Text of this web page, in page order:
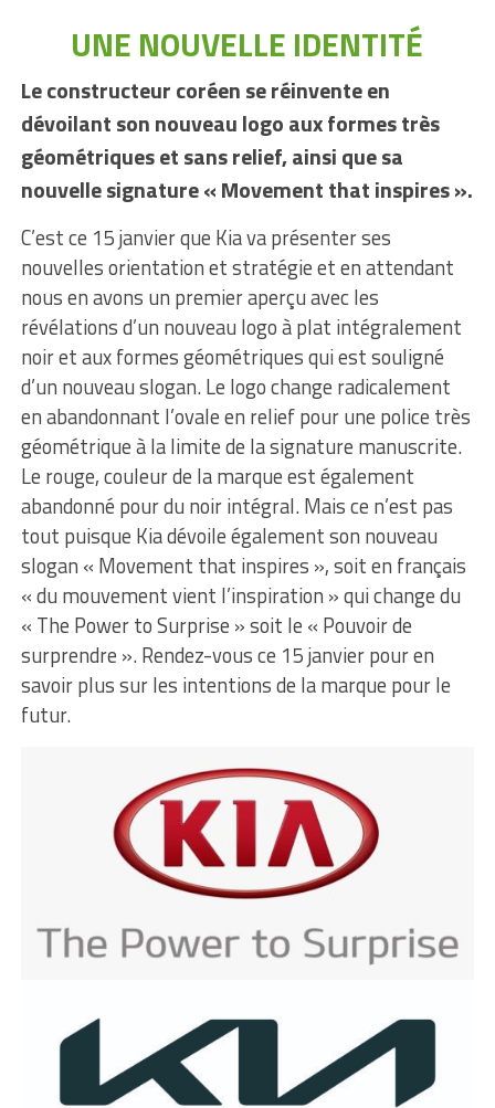
UNE NOUVELLE IDENTITÉ
Le constructeur coréen se réinvente en
dévoilant son nouveau logo aux formes très
géométriques et sans relief, ainsi que sa
nouvelle signature « Movement that inspires ».
C’est ce 15 janvier que Kia va présenter ses
nouvelles orientation et stratégie et en attendant
nous en avons un premier aperçu avec les
révélations d’un nouveau logo à plat intégralement
noir et aux formes géométriques qui est souligné
d’un nouveau slogan. Le logo change radicalement
en abandonnant l’ovale en relief pour une police très
géométrique à la limite de la signature manuscrite.
Le rouge, couleur de la marque est également
abandonné pour du noir intégral. Mais ce n’est pas
tout puisque Kia dévoile également son nouveau
slogan « Movement that inspires », soit en français
« du mouvement vient l’inspiration » qui change du
« The Power to Surprise » soit le « Pouvoir de
surprendre ». Rendez-vous ce 15 janvier pour en
savoir plus sur les intentions de la marque pour le
futur.